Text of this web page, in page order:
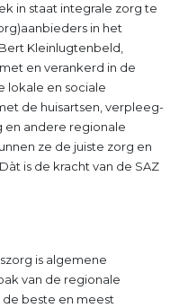
in staat integrale zorg te
in het
Kleinlugtenbeld,
en verankerd in de
lokale en sociale
de huisartsen, verpleeg-
en andere regionale
ze de juiste zorg en
is de kracht van de SAZ
is algemene
van de regionale
de beste en meest